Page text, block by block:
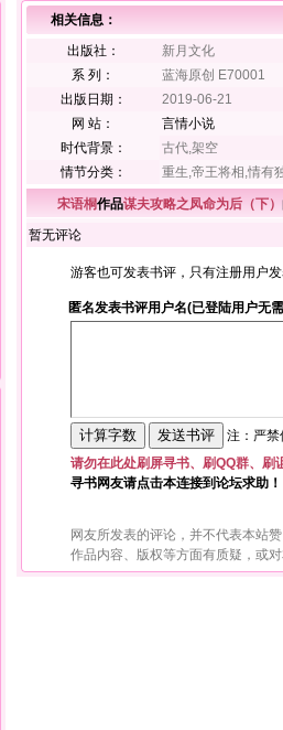
相关信息：
出版社：
新月文化
系 列：
蓝海原创 E70001
出版日期：
2019-06-21
网 站：
言情小说
时代背景：
古代,架空
情节分类：
重生,帝王将相,情有
宋语桐作品谋夫攻略之凤命为后（下）
暂无评论
游客也可发表书评，只有注册用户
匿名发表书评用户名(已登陆用户无
注：严
请勿在此处刷屏寻书、刷QQ群、刷
寻书网友请点击本连接到论坛求助！
网友所发表的评论，并不代表本站
作品内容、版权等方面有质疑，或